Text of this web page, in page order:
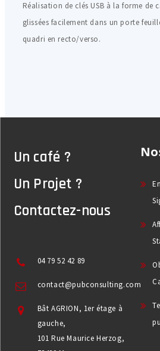
Réalisation de clés USB à la forme de
glissées facilement dans un porte
quadri en recto/verso.
Un café ?
Un Projet ?
Contactez-nous
04 79 52 42 89
contact@pubconsulting.com
Bât AGRION, 1er étage à
gauche,
101 Rue Maurice Herzog,